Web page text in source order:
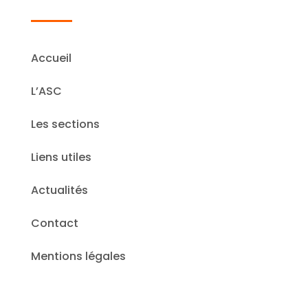
Accueil
L’ASC
Les sections
Liens utiles
Actualités
Contact
Mentions légales